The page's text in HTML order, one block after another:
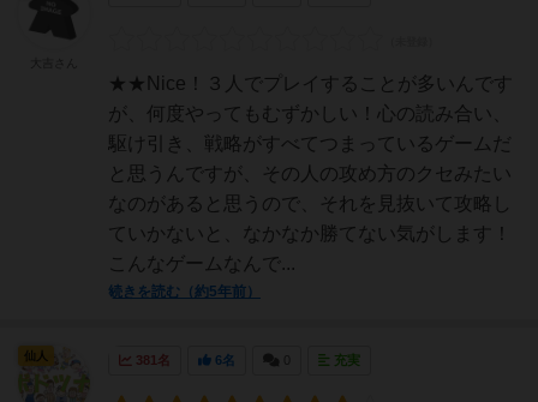
★★Nice！３人でプレイすることが多いんです
が、何度やってもむずかしい！心の読み合い、
駆け引き、戦略がすべてつまっているゲームだ
と思うんですが、その人の攻め方のクセみたい
なのがあると思うので、それを見抜いて攻略し
ていかないと、なかなか勝てない気がします！
こんなゲームなんで...
続きを読む（約5年前）
381名 6名 充実
仙人